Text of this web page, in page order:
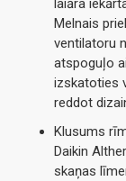
laiāra
Melnais
ventilatoru
atspoguļo
izskatoties
reddot
Klusums
Daikin
skaņas